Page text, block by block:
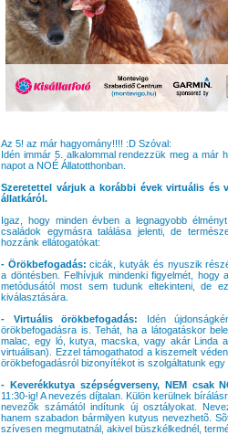
Az 5! az már hagyomány!!!! :D Szóval:
Idén immár 5. alkalommal rendezzük meg a már
napot a NOÉ Állatotthonban.
Szeretettel várjuk a korábbi évek virtuális és
állatkáról.
Igaz, hogy minden évben a legnagyobb
családok egymásra találása jelenti, de
hozzánk ellátogatókat:
- Örökbefogadás: cicák, kutyák és nyuszik
a döntésben. Felhívjuk mindenki figyelmét,
metódusától most sem tudunk eltekinteni, de
kiválasztására.
- Virtuális örökbefogadás:
Idén
örökbefogadásra is. Tehát, ha a látogatáskor
malac, egy ló, kutya, macska, vagy akár Linda
virtuálisan). Ezzel támogathatod a kiszemelt
örökbefogadásról bizonyítékot is szolgáltatunk
- Keverékkutya szépségverseny, NEM csak
11:30-ig! A nevezés díjtalan. Külön kerülnek
nevezõk számától indítunk új osztályokat.
hanem szabadon bármilyen kutyus nevezhetõ.
szívesen megmutatnál, akivel büszkélkednél,